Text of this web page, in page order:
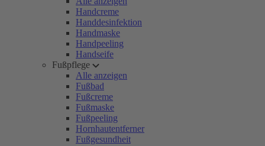
Handcreme
Handdesinfektion
Handmaske
Handpeeling
Handseife
Fußpflege
Alle anzeigen
Fußbad
Fußcreme
Fußmaske
Fußpeeling
Hornhautentferner
Fußgesundheit